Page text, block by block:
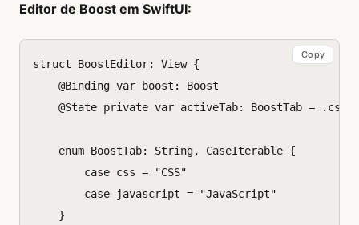
Editor de Boost em SwiftUI:
struct BoostEditor: View {
@Binding var boost :
Boost
@State private var activeTab: BoostTab = . css
enum BoostTab: String, CaseIterable {
case css =
"CSS"
case
javascript =
"JavaScript"
}
Copy